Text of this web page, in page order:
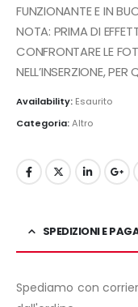
FUNZIONANTE E IN
NOTA: PRIMA DI
CONFRONTARE LE
NELL’INSERZIONE,
Availability: Esaurito
Categoria:Altro
SPEDIZIONI E
Spediamo con